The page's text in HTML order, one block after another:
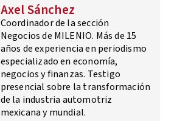
Axel Sánchez
Coordinador de la sección
Negocios de MILENIO. Más de 15
años de experiencia en periodismo
especializado en economía,
negocios y finanzas. Testigo
presencial sobre la transformación
de la industria automotriz
mexicana y mundial.